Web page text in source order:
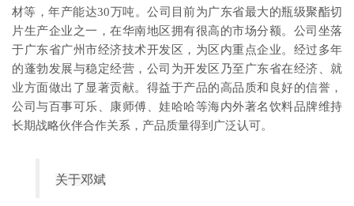
材等，年产能达30万吨。公司目前为广东省最大的瓶级聚酯切
片生产企业之一，在华南地区拥有很高的市场分额。公司坐落
于广东省广州市经济技术开发区，为区内重点企业。经过多年
的蓬勃发展与稳定经营，公司为开发区乃至广东省在经济、就
业方面做出了显著贡献。得益于产品的高品质和良好的信誉，
公司与百事可乐、康师傅、娃哈哈等海内外著名饮料品牌维持
长期战略伙伴合作关系，产品质量得到广泛认可。
关于邓斌